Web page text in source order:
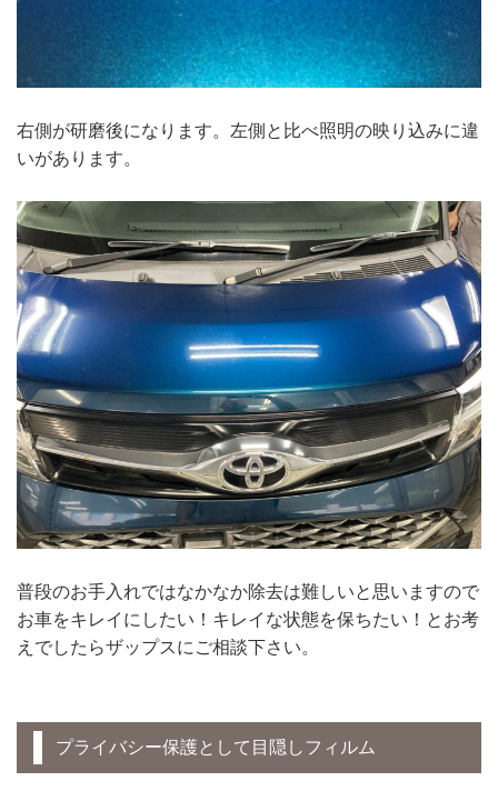
右側が研磨後になります。左側と比べ照明の映り込みに違
いがあります。
普段のお手入れではなかなか除去は難しいと思いますので
お車をキレイにしたい！キレイな状態を保ちたい！とお考
えでしたらザップスにご相談下さい。
プライバシー保護として目隠しフィルム